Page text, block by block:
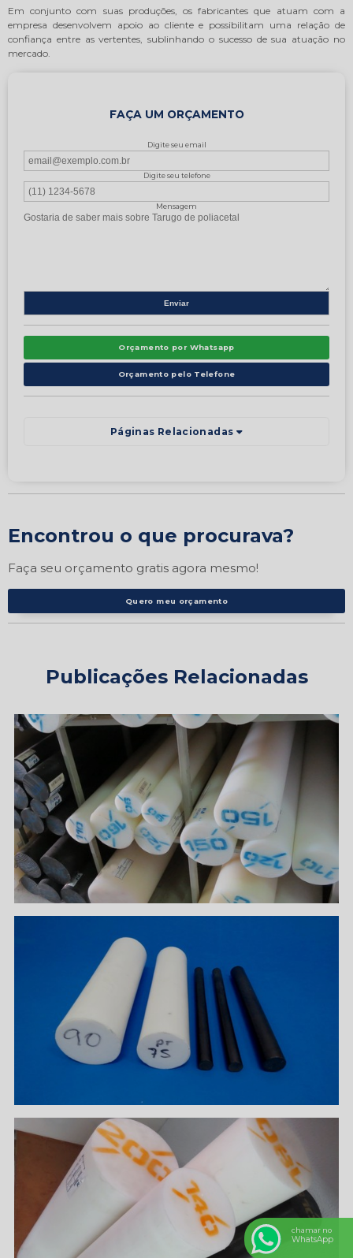
Em conjunto com suas produções, os fabricantes que atuam com a
empresa desenvolvem apoio ao cliente e possibilitam uma relação de
confiança entre as vertentes, sublinhando o sucesso de sua atuação no
mercado.
FAÇA UM ORÇAMENTO
Digite seu email
Digite seu telefone
Mensagem
Orçamento por Whatsapp
Orçamento pelo Telefone
Páginas Relacionadas
Encontrou o que procurava?
Faça seu orçamento gratis agora mesmo!
Quero meu orçamento
Publicações Relacionadas
chamar no
WhatsApp